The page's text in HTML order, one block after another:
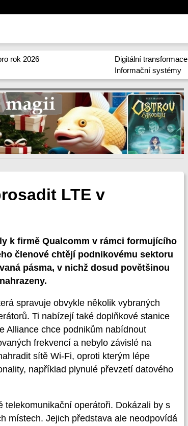
rok 2026
Digitální transformace
Informační systémy
LTE v
k firmě Qualcomm v rámci formujícího
členové chtějí podnikovému sektoru
pásma, v nichž dosud povětšinou
spravuje obvykle několik vybraných
Ti nabízejí také doplňkové stanice
Alliance chce podnikům nabídnout
frekvencí a nebylo závislé na
sítě Wi-Fi, oproti kterým lépe
například plynulé převzetí datového
telekomunikační operátoři. Dokázali by s
místech. Jejich představa ale neodpovídá